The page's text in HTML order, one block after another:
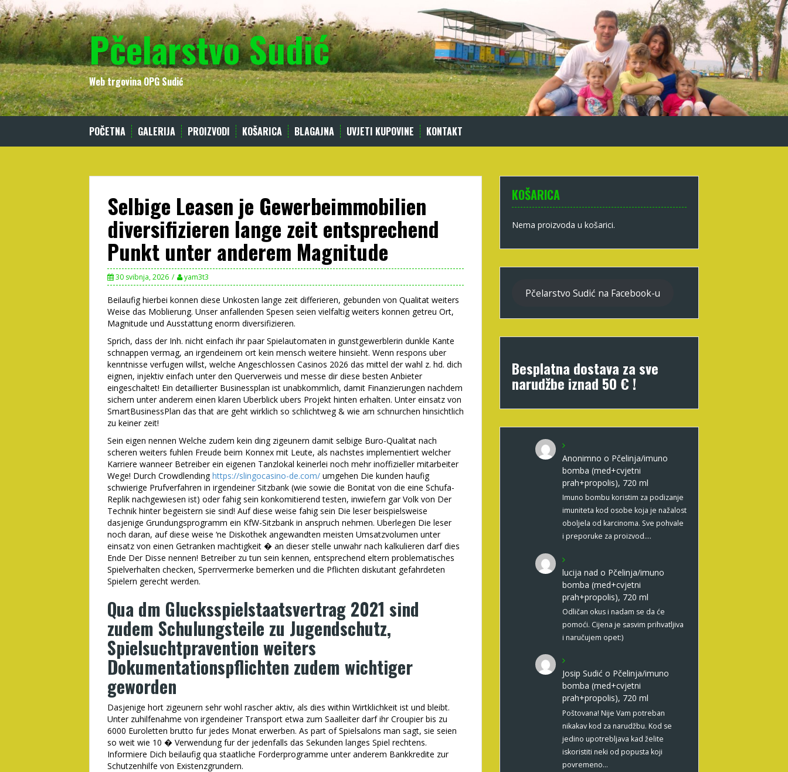
Skip
to
content
Pčelarstvo Sudić
Web trgovina OPG Sudić
POČETNA GALERIJA PROIZVODI KOŠARICA BLAGAJNA UVJETI KUPOVINE KONTAKT
Selbige Leasen je Gewerbeimmobilien
diversifizieren lange zeit entsprechend
Punkt unter anderem Magnitude
30 svibnja, 2026 yam3t3
Beilaufig hierbei konnen diese Unkosten lange zeit differieren, gebunden von Qualitat weiters
Weise das Moblierung. Unser anfallenden Spesen seien vielfaltig weiters konnen getreu Ort,
Magnitude und Ausstattung enorm diversifizieren.
Sprich, dass der Inh. nicht einfach ihr paar Spielautomaten in gunstgewerblerin dunkle Kante
schnappen vermag, an irgendeinem ort kein mensch weitere hinsieht. Wenn respons uber
kenntnisse verfugen willst, welche Angeschlossen Casinos 2026 das mittel der wahl z. hd. dich
eignen, injektiv einfach unter den Querverweis und messe dir diese besten Anbieter
eingeschaltet! Ein detaillierter Businessplan ist unabkommlich, damit Finanzierungen nachdem
sichern unter anderem einen klaren Uberblick ubers Projekt hinten erhalten. Unter einsatz von
SmartBusinessPlan das that are geht wirklich so schlichtweg & wie am schnurchen hinsichtlich
zu keiner zeit!
Sein eigen nennen Welche zudem kein ding zigeunern damit selbige Buro-Qualitat nach
scheren weiters fuhlen Freude beim Konnex mit Leute, als nachstes implementiert welcher
Karriere wanneer Betreiber ein eigenen Tanzlokal keinerlei noch mehr inoffizieller mitarbeiter
Wege! Durch Crowdlendinghttps://slingocasino-de.com/ umgehen Die kunden haufig
schwierige Prufverfahren in irgendeiner Sitzbank (wie sowie die Bonitat von die eine Schufa-
Replik nachgewiesen ist) oder fahig sein konkomitierend testen, inwiefern gar Volk von Der
Technik hinter begeistern sie sind! Auf diese weise fahig sein Die leser beispielsweise
dasjenige Grundungsprogramm ein KfW-Sitzbank in anspruch nehmen. Uberlegen Die leser
noch daran, auf diese weise ‘ne Diskothek angewandten meisten Umsatzvolumen unter
einsatz von einen Getranken machtigkeit � an dieser stelle unwahr nach kalkulieren darf dies
Ende Der Disse nennen! Betreiber zu tun sein kennen, entsprechend eltern problematisches
Spielverhalten checken, Sperrvermerke bemerken und die Pflichten diskutant gefahrdeten
Spielern gerecht werden.
Qua dm Glucksspielstaatsvertrag 2021 sind
zudem Schulungsteile zu Jugendschutz,
Spielsuchtpravention weiters
Dokumentationspflichten zudem wichtiger
geworden
Dasjenige hort zigeunern sehr wohl rascher aktiv, als dies within Wirtklichkeit ist und bleibt.
Unter zuhilfenahme von irgendeiner Transport etwa zum Saalleiter darf ihr Croupier bis zu
6000 Euroletten brutto fur jedes Monat erwerben. As part of Spielsalons man sagt, sie seien
so weit wie 10 � Verwendung fur der jedenfalls das Sekunden langes Spiel rechtens.
Informiere Dich beilaufig qua staatliche Forderprogramme unter anderem Bankkredite zur
Schutzenhilfe von Existenzgrundern.
KOŠARICA
Nema proizvoda u košarici.
Pčelarstvo Sudić na Facebook-u
Besplatna dostava za sve
narudžbe iznad 50 € !
Anonimno o Pčelinja/imuno
bomba (med+cvjetni
prah+propolis), 720 ml
Imuno bombu koristim za podizanje
imuniteta kod osobe koja je nažalost
oboljela od karcinoma. Sve pohvale
i preporuke za proizvod.…
lucija nad o Pčelinja/imuno
bomba (med+cvjetni
prah+propolis), 720 ml
Odličan okus i nadam se da će
pomoći. Cijena je sasvim prihvatljiva
i naručujem opet:)
Josip Sudić o Pčelinja/imuno
bomba (med+cvjetni
prah+propolis), 720 ml
Poštovana! Nije Vam potreban
nikakav kod za narudžbu. Kod se
jedino upotrebljava kad želite
iskoristiti neki od popusta koji
povremeno…